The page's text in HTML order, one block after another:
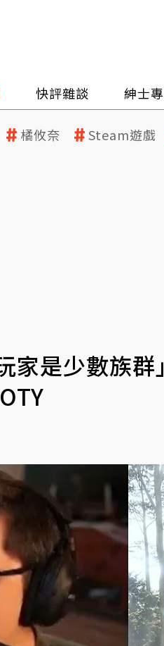
快評雜談 紳士
橘攸奈 Steam遊戲
是少數族群